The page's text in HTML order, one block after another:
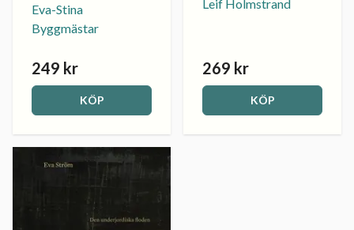
Eva-Stina
Byggmästar
249 kr
KÖP
Leif Holmstrand
269 kr
KÖP